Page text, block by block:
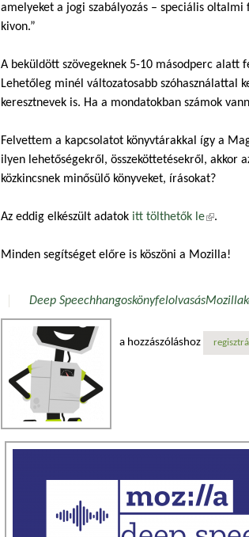
amelyeket a jogi szabályozás – speciális
kivon.”
A beküldött szövegeknek 5-10 másodperc alatt
Lehetőleg minél változatosabb szóhasználattal
keresztnevek is. Ha a mondatokban számok
Felvettem a kapcsolatot könyvtárakkal így a
ilyen lehetőségekről, összeköttetésekről, akkor
közkincsnek minősülő könyveket, írásokat?
Az eddig elkészült adatok itt tölthetők le(külső
.
Minden segítséget előre is köszöni a Mozilla!
Deep SpeechhangoskönyfelolvasásMozilla
a hozzászóláshoz